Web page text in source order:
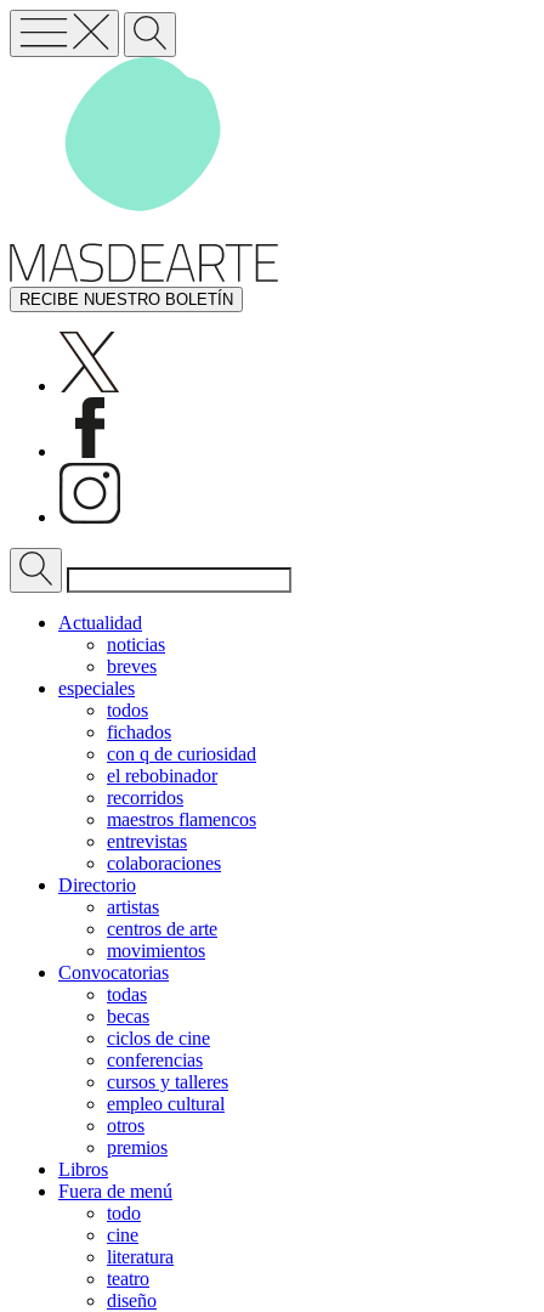
RECIBE NUESTRO BOLETÍN
Actualidad
noticias
breves
especiales
todos
fichados
con q de curiosidad
el rebobinador
recorridos
maestros flamencos
entrevistas
colaboraciones
Directorio
artistas
centros de arte
movimientos
Convocatorias
todas
becas
ciclos de cine
conferencias
cursos y talleres
empleo cultural
otros
premios
Libros
Fuera de menú
todo
cine
literatura
teatro
diseño